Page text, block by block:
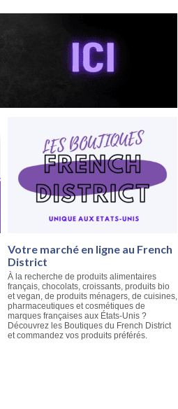
Votre marché en ligne au French
District
À la recherche de produits alimentaires
français, chocolats, croissants, produits bio
et vegan, de produits ménagers, de cuisines,
pharmaceutiques et cosmétiques de
marques françaises aux États-Unis ?
Découvrez les Boutiques du French District
et commandez vos produits préférés.